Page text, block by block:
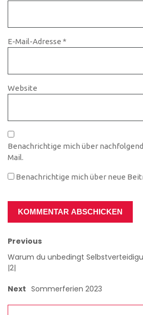
E-Mail-Adresse *
Website
Benachrichtige mich über
Mail.
Benachrichtige mich über neue
Previous
Warum du unbedingt
|2|
Next Sommerferien 2023